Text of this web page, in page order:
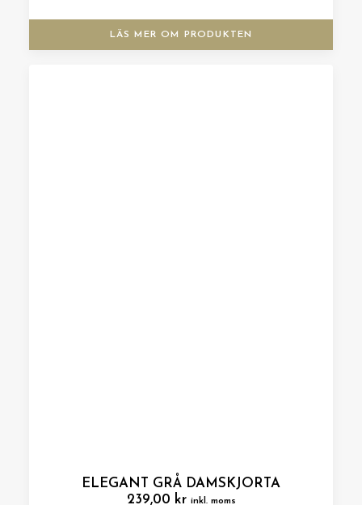
LÄS MER OM PRODUKTEN
ELEGANT GRÅ DAMSKJORTA
239,00 kr inkl. moms